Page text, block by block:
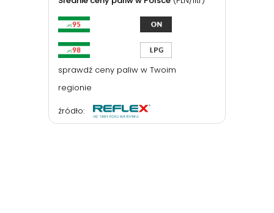
sprawdź ceny paliw w Twoim
regionie
źródło: